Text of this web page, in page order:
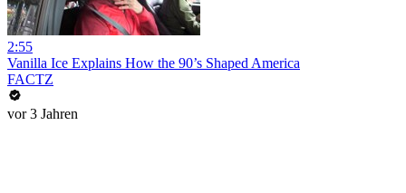
2:55
Vanilla Ice Explains How the 90’s Shaped America
FACTZ
vor 3 Jahren